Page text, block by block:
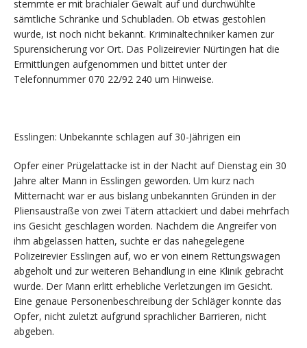
stemmte er mit brachialer Gewalt auf und durchwühlte
sämtliche Schränke und Schubladen. Ob etwas gestohlen
wurde, ist noch nicht bekannt. Kriminaltechniker kamen zur
Spurensicherung vor Ort. Das Polizeirevier Nürtingen hat die
Ermittlungen aufgenommen und bittet unter der
Telefonnummer 070 22/92 240 um Hinweise.
Esslingen: Unbekannte schlagen auf 30-Jährigen ein
Opfer einer Prügelattacke ist in der Nacht auf Dienstag ein 30
Jahre alter Mann in Esslingen geworden. Um kurz nach
Mitternacht war er aus bislang unbekannten Gründen in der
Pliensaustraße von zwei Tätern attackiert und dabei mehrfach
ins Gesicht geschlagen worden. Nachdem die Angreifer von
ihm abgelassen hatten, suchte er das nahegelegene
Polizeirevier Esslingen auf, wo er von einem Rettungswagen
abgeholt und zur weiteren Behandlung in eine Klinik gebracht
wurde. Der Mann erlitt erhebliche Verletzungen im Gesicht.
Eine genaue Personenbeschreibung der Schläger konnte das
Opfer, nicht zuletzt aufgrund sprachlicher Barrieren, nicht
abgeben.